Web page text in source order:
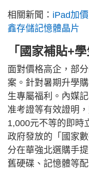
相關新聞： iPad加
鑫存儲記憶體晶片
「國家補貼+
面對價格高企，部
案。針對暑期升學
生專屬福利。內媒
准考證等有效證明
1,000元不等的即時
政府發放的「國家
分在華強北選購手
舊硬碟、記憶體等